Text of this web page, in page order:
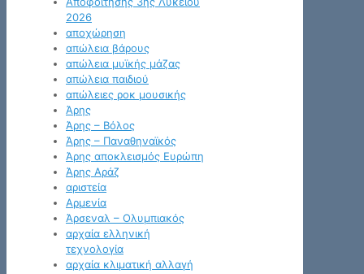
2026
αποχώρηση
απώλεια βάρους
απώλεια μυϊκής μάζας
απώλεια παιδιού
απώλειες ροκ μουσικής
Άρης
Άρης – Βόλος
Άρης – Παναθηναϊκός
Άρης αποκλεισμός Ευρώπη
Άρης Αράζ
αριστεία
Αρμενία
Άρσεναλ – Ολυμπιακός
αρχαία ελληνική
τεχνολογία
αρχαία κλιματική αλλαγή